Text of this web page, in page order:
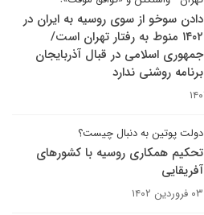
دادن سوخو از سوی روسیه به ایران در
۱۴۰۲ منوط به رفتار تهران است/
جمهوری اسلامی در قبال آذربایجان
برنامه روشنی ندارد
دولت پوتین به دنبال چیست؟
تحکیم همکاری روسیه با کشورهای
آفریقایی
۰۳ فروردین ۱۴۰۲